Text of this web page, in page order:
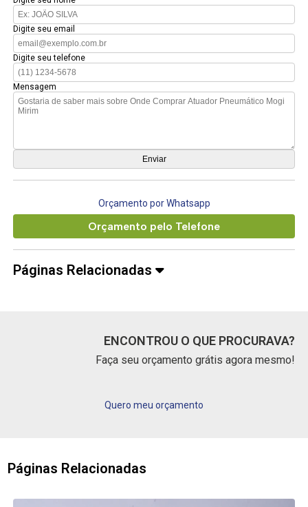
Digite seu email
Digite seu telefone
Mensagem
Orçamento por Whatsapp
Orçamento pelo Telefone
Páginas Relacionadas
ENCONTROU O QUE PROCURAVA?
Faça seu orçamento grátis agora mesmo!
Quero meu orçamento
Páginas Relacionadas